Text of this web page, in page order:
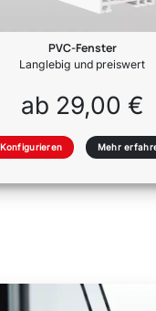
PVC-Fenster
Langlebig und preiswert
ab 29,00 €
Konfigurieren Mehr